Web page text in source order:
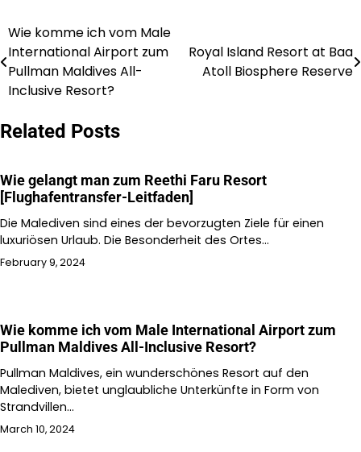
Post
navigation
Wie komme ich vom Male
International Airport zum
Pullman Maldives All-
Inclusive Resort?
Royal Island Resort at Baa
Atoll Biosphere Reserve
Related Posts
Wie gelangt man zum Reethi Faru Resort
[Flughafentransfer-Leitfaden]
Die Malediven sind eines der bevorzugten Ziele für einen
luxuriösen Urlaub. Die Besonderheit des Ortes…
February 9, 2024
Wie komme ich vom Male International Airport zum
Pullman Maldives All-Inclusive Resort?
Pullman Maldives, ein wunderschönes Resort auf den
Malediven, bietet unglaubliche Unterkünfte in Form von
Strandvillen…
March 10, 2024